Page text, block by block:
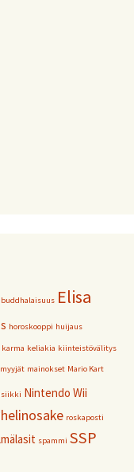
buddhalaisuus Elisa
horoskooppi huijaus
karma keliakia kiinteistövälitys
mainokset Mario Kart
Nintendo Wii
roskaposti
spammi SSP